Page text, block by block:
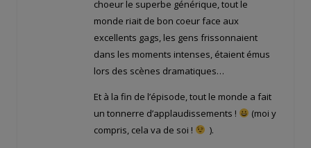
choeur le superbe générique, tout le
monde riait de bon coeur face aux
excellents gags, les gens frissonnaient
dans les moments intenses, étaient émus
lors des scènes dramatiques…
Et à la fin de l’épisode, tout le monde a fait
un tonnerre d’applaudissements !
(moi y
compris, cela va de soi !
).